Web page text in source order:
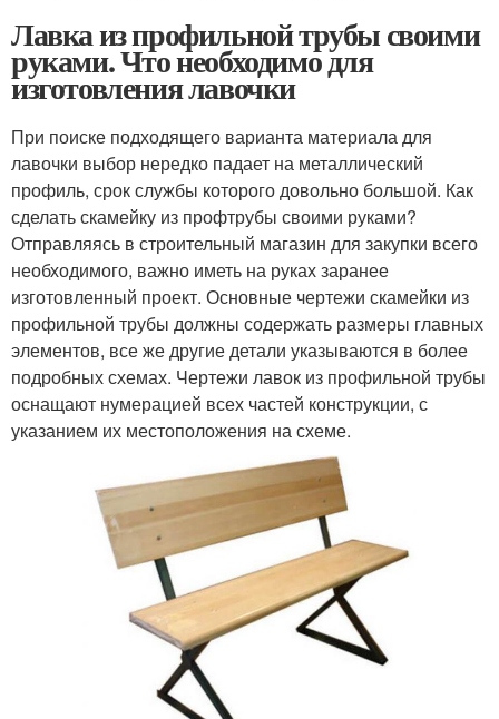
Лавка из профильной трубы своими
руками. Что необходимо для
изготовления лавочки
При поиске подходящего варианта материала для
лавочки выбор нередко падает на металлический
профиль, срок службы которого довольно большой. Как
сделать скамейку из профтрубы своими руками?
Отправляясь в строительный магазин для закупки всего
необходимого, важно иметь на руках заранее
изготовленный проект. Основные чертежи скамейки из
профильной трубы должны содержать размеры главных
элементов, все же другие детали указываются в более
подробных схемах. Чертежи лавок из профильной трубы
оснащают нумерацией всех частей конструкции, с
указанием их местоположения на схеме.